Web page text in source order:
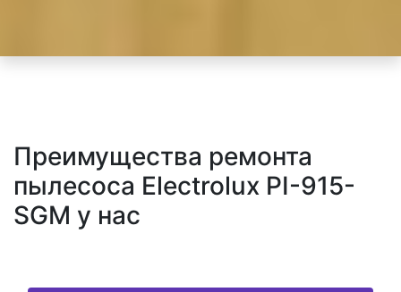
Преимущества ремонта
пылесоса Electrolux PI-915-
SGM у нас